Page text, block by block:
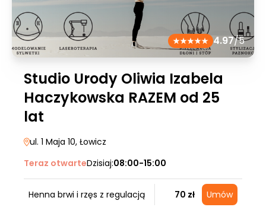
4.97/5
Studio Urody Oliwia Izabela
Haczykowska RAZEM od 25
lat
ul. 1 Maja 10, Łowicz
Teraz otwarteDzisiaj:08:00-15:00
Henna brwi i rzęs z regulacją 70 zł Umów